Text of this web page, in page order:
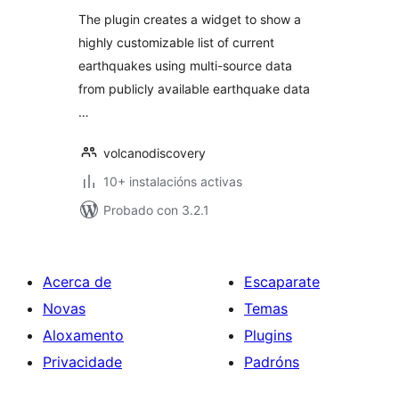
The plugin creates a widget to show a
highly customizable list of current
earthquakes using multi-source data
from publicly available earthquake data
…
volcanodiscovery
10+ instalacións activas
Probado con 3.2.1
Acerca de
Novas
Aloxamento
Privacidade
Escaparate
Temas
Plugins
Padróns